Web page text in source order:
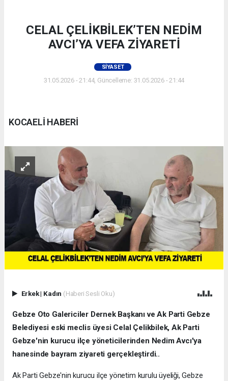
CELAL ÇELİKBİLEK’TEN NEDİM
AVCI’YA VEFA ZİYARETİ
SIYASET
31.05.2026 - 21:44, Güncelleme: 31.05.2026 - 21:44
KOCAELİ HABERİ
Erkek| Kadın (Haberi Sesli Oku)
Gebze Oto Galericiler Dernek Başkanı ve Ak Parti Gebze
Belediyesi eski meclis üyesi Celal Çelikbilek, Ak Parti
Gebze'nin kurucu ilçe yöneticilerinden Nedim Avcı'ya
hanesinde bayram ziyareti gerçekleştirdi..
Ak Parti Gebze'nin kurucu ilçe yönetim kurulu üyeliği, Gebze